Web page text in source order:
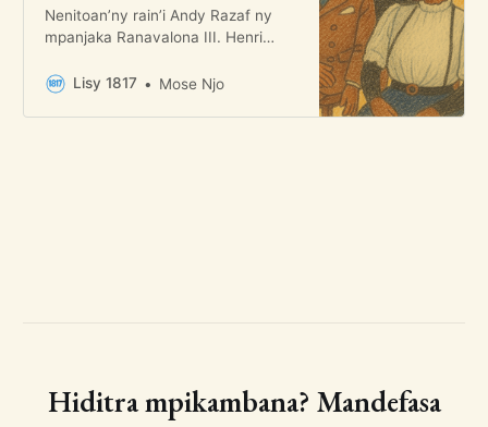
Nenitoan’ny rain’i Andy Razaf ny
mpanjaka Ranavalona III. Henri
ary maty tamin’ny gera nataon’ny
tonga hanjanaka an’i Madagasikara
Lisy 1817 Mose Njo
Hiditra mpikambana? Mandefasa